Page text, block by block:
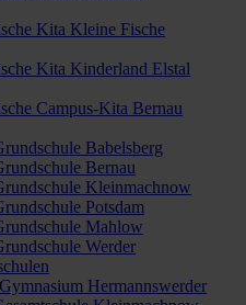
Kita Kleine Fische
Kita Kinderland Elstal
Campus-Kita Bernau
Babelsberg
Bernau
Kleinmachnow
Potsdam
Mahlow
Werder
Hermannswerder